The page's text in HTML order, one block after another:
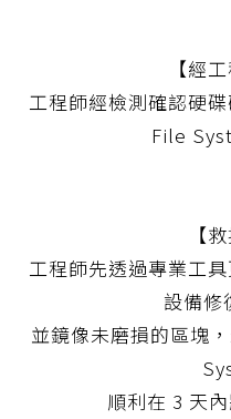
【經
工程師經檢測確認硬
File
【
工程師先透過專業工
設備
並鏡像未磨損的區塊
順利在 3 天